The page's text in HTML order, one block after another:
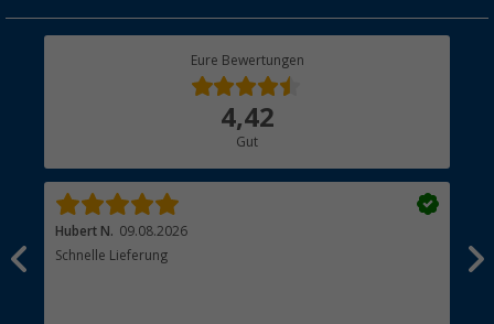
Rücksendung
Eure Bewertungen
4,42
Gut
Hubert N. 09.08.2026
Schnelle Lieferung